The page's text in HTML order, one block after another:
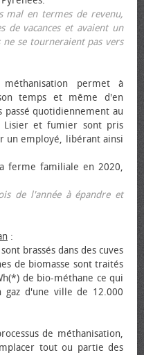
mal en termes de revenu,
de vacances et avaient un
se tourneraient pas vers
permet à
temps et même d'en
quotidiennement au
Lisier et fumier sont pris
un employé, libérant ainsi
ferme familiale en 2020,
de l'année à épandre et
:
brassés dans des cuves
de biomasse sont traités
de bio-méthane ce qui
gaz d'une ville de 12.000
de méthanisation,
tout ou partie des